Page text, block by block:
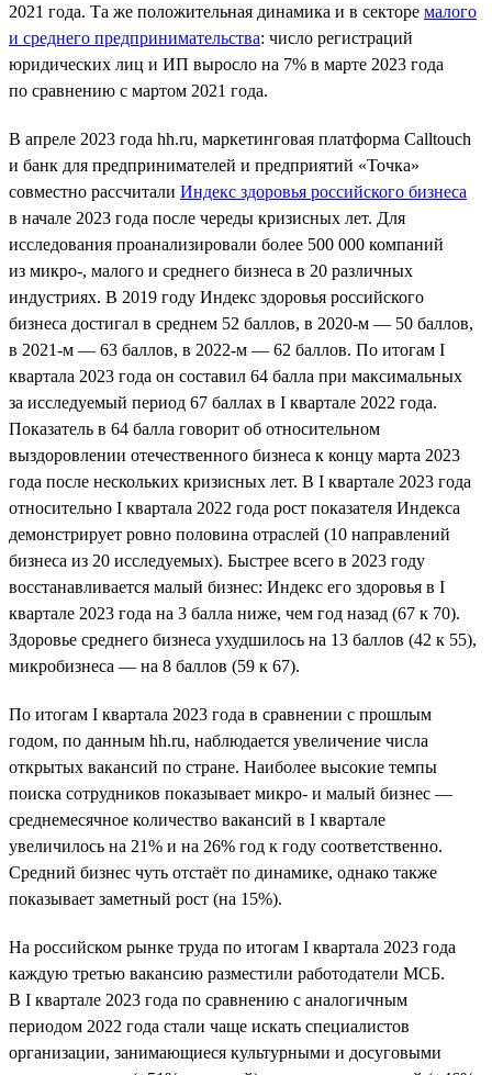
2021 года. Та же положительная динамика и в секторе малого
и среднего предпринимательства: число регистраций
юридических лиц и ИП выросло на 7% в марте 2023 года
по сравнению с мартом 2021 года.
В апреле 2023 года hh.ru, маркетинговая платформа Calltouch
и банк для предпринимателей и предприятий «Точка»
совместно рассчитали Индекс здоровья российского бизнеса
в начале 2023 года после череды кризисных лет. Для
исследования проанализировали более 500 000 компаний
из микро-, малого и среднего бизнеса в 20 различных
индустриях. В 2019 году Индекс здоровья российского
бизнеса достигал в среднем 52 баллов, в 2020-м — 50 баллов,
в 2021-м — 63 баллов, в 2022-м — 62 баллов. По итогам I
квартала 2023 года он составил 64 балла при максимальных
за исследуемый период 67 баллах в I квартале 2022 года.
Показатель в 64 балла говорит об относительном
выздоровлении отечественного бизнеса к концу марта 2023
года после нескольких кризисных лет. В I квартале 2023 года
относительно I квартала 2022 года рост показателя Индекса
демонстрирует ровно половина отраслей (10 направлений
бизнеса из 20 исследуемых). Быстрее всего в 2023 году
восстанавливается малый бизнес: Индекс его здоровья в I
квартале 2023 года на 3 балла ниже, чем год назад (67 к 70).
Здоровье среднего бизнеса ухудшилось на 13 баллов (42 к 55),
микробизнеса — на 8 баллов (59 к 67).
По итогам I квартала 2023 года в сравнении с прошлым
годом, по данным hh.ru, наблюдается увеличение числа
открытых вакансий по стране. Наиболее высокие темпы
поиска сотрудников показывает микро- и малый бизнес —
среднемесячное количество вакансий в I квартале
увеличилось на 21% и на 26% год к году соответственно.
Средний бизнес чуть отстаёт по динамике, однако также
показывает заметный рост (на 15%).
На российском рынке труда по итогам I квартала 2023 года
каждую третью вакансию разместили работодатели МСБ.
В I квартале 2023 года по сравнению с аналогичным
периодом 2022 года стали чаще искать специалистов
организации, занимающиеся культурными и досуговыми